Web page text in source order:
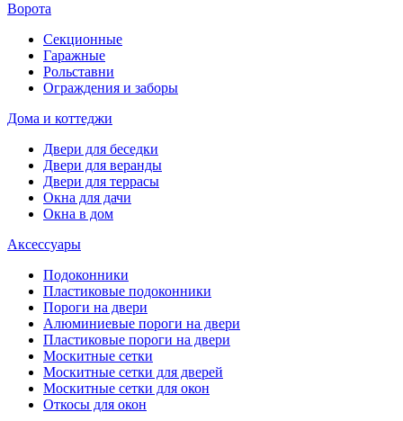
Ворота
Секционные
Гаражные
Рольставни
Ограждения и заборы
Дома и коттеджи
Двери для беседки
Двери для веранды
Двери для террасы
Окна для дачи
Окна в дом
Аксессуары
Подоконники
Пластиковые подоконники
Пороги на двери
Алюминиевые пороги на двери
Пластиковые пороги на двери
Москитные сетки
Москитные сетки для дверей
Москитные сетки для окон
Откосы для окон